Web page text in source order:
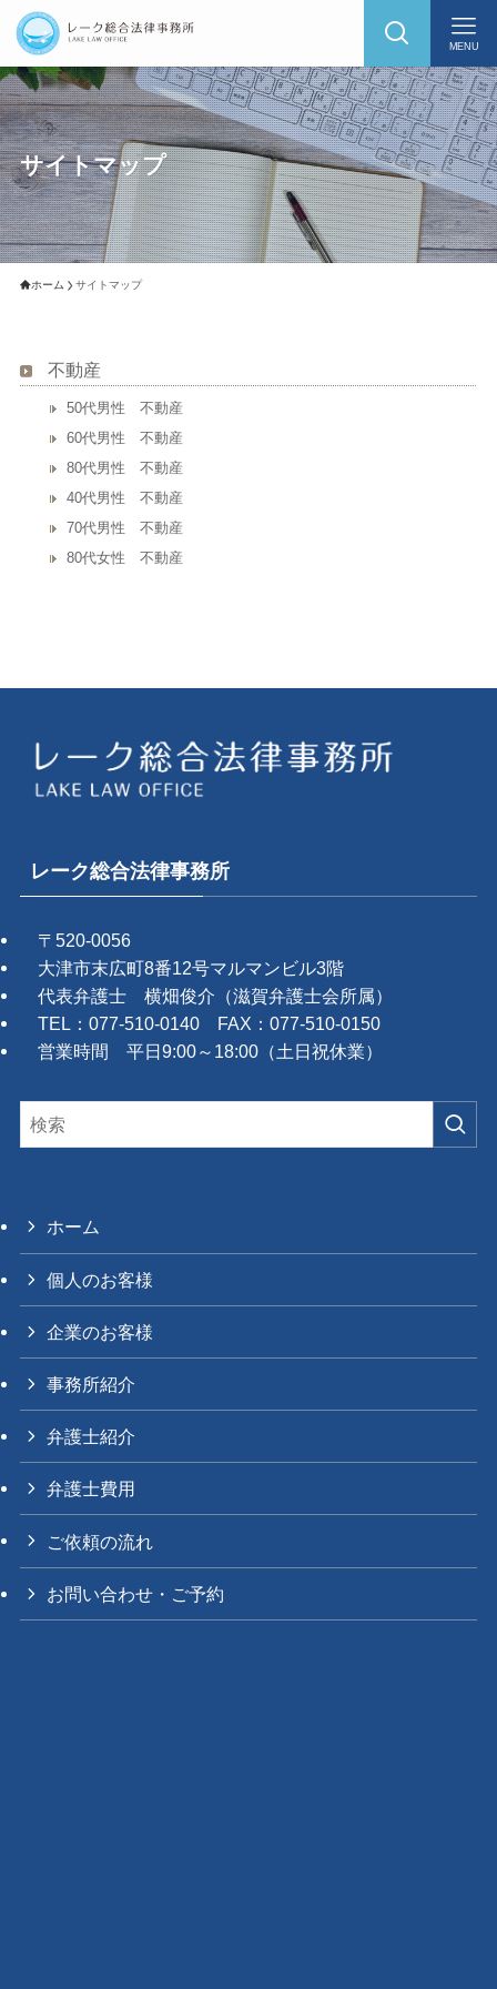
MENU
サイトマップ
ホーム サイトマップ
不動産
50代男性 不動産
60代男性 不動産
80代男性 不動産
40代男性 不動産
70代男性 不動産
80代女性 不動産
レーク総合法律事務所
〒520-0056
大津市末広町8番12号マルマンビル3階
代表弁護士 横畑俊介（滋賀弁護士会所属）
TEL：077-510-0140 FAX：077-510-0150
営業時間 平日9:00～18:00（土日祝休業）
ホーム
個人のお客様
企業のお客様
事務所紹介
弁護士紹介
弁護士費用
ご依頼の流れ
お問い合わせ・ご予約